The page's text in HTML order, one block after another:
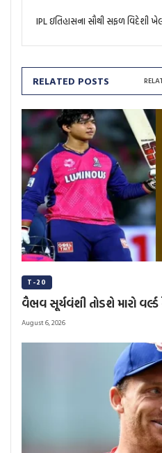
IPL ઇતિહાસના સૌથી સફળ વિદેશી
RELATED POSTS
T-20
વૈભવ સૂર્યવંશી તોડશે મારો વર્લ્ડ
August 6, 2026